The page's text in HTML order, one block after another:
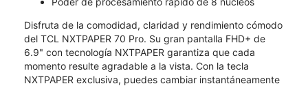
Disfruta de la comodidad, claridad y rendimiento cómodo
del TCL NXTPAPER 70 Pro. Su gran pantalla FHD+ de
6.9" con tecnología NXTPAPER garantiza que cada
momento resulte agradable a la vista. Con la tecla
NXTPAPER exclusiva, puedes cambiar instantáneamente